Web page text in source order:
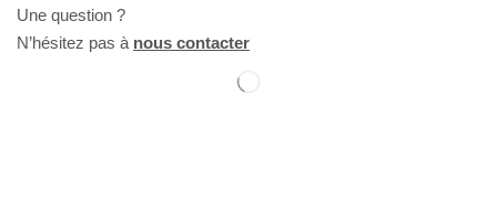
Une question ?
N’hésitez pas à nous contacter